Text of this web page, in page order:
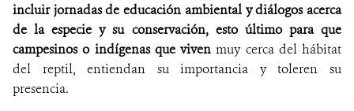
incluir jornadas de educación ambiental y diálogos acerca
de la especie y su conservación, esto último para que
campesinos o indígenas que viven muy cerca del hábitat
del reptil, entiendan su importancia y toleren su
presencia.